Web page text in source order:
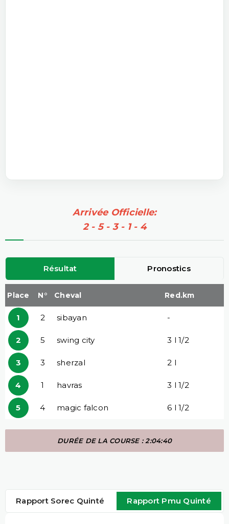
Arrivée Officielle:
2 - 5 - 3 - 1 - 4
Résultat Pronostics
Place N° Cheval Red.km
1 2 sibayan -
2 5 swing city 3 l 1/2
3 3 sherzal 2 l
4 1 havras 3 l 1/2
5 4 magic falcon 6 l 1/2
DURÉE DE LA COURSE : 2:04:40
Rapport Sorec Quinté Rapport Pmu Quinté